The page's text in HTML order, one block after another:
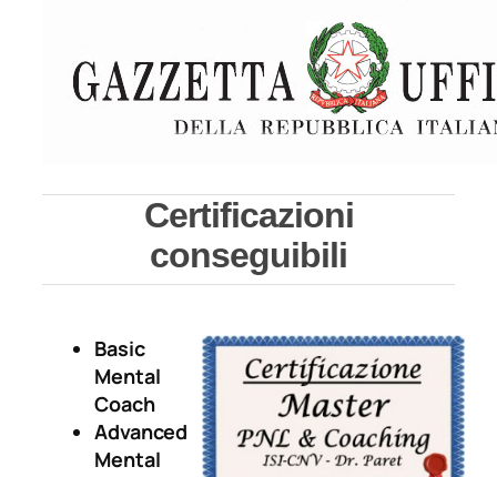
Certificazioni
conseguibili
Basic
Mental
Coach
Advanced
Mental